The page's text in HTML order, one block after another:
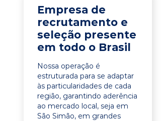
Empresa de
recrutamento e
seleção presente
em todo o Brasil
Nossa operação é
estruturada para se adaptar
às particularidades de cada
região, garantindo aderência
ao mercado local, seja em
São Simão, em grandes